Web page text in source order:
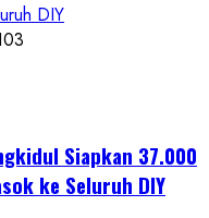
DIY
Siapkan 37.000
ke Seluruh DIY